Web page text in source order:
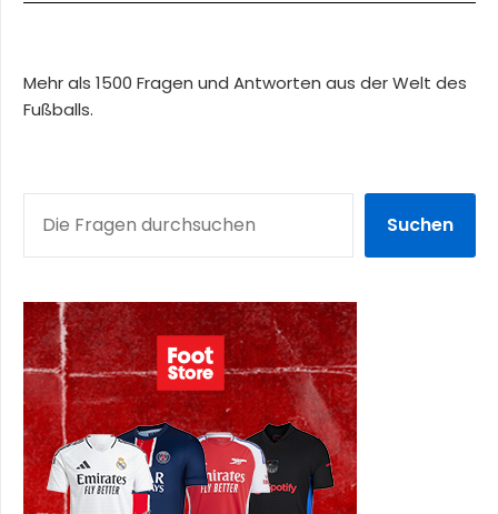
Mehr als 1500 Fragen und Antworten aus der Welt des
Fußballs.
Suchen